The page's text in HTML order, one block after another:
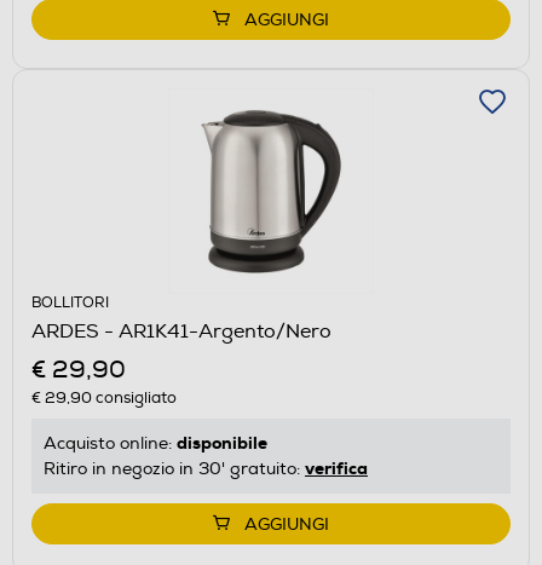
AGGIUNGI
BOLLITORI
ARDES - AR1K41-Argento/Nero
€ 29,90
€ 29,90consigliato
Acquisto online: disponibile
Ritiro in negozio in 30' gratuito: verifica
AGGIUNGI